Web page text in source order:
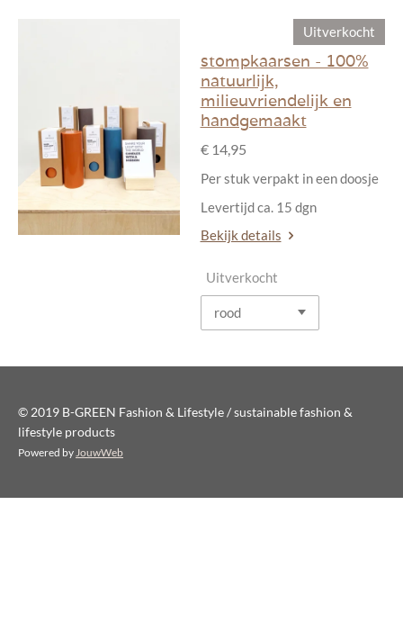
Uitverkocht
stompkaarsen - 100%
natuurlijk,
milieuvriendelijk en
handgemaakt
€ 14,95
Per stuk verpakt in een doosje
Levertijd ca. 15 dgn
Bekijk details
Uitverkocht
© 2019 B-GREEN Fashion & Lifestyle / sustainable fashion &
lifestyle products
Powered by JouwWeb